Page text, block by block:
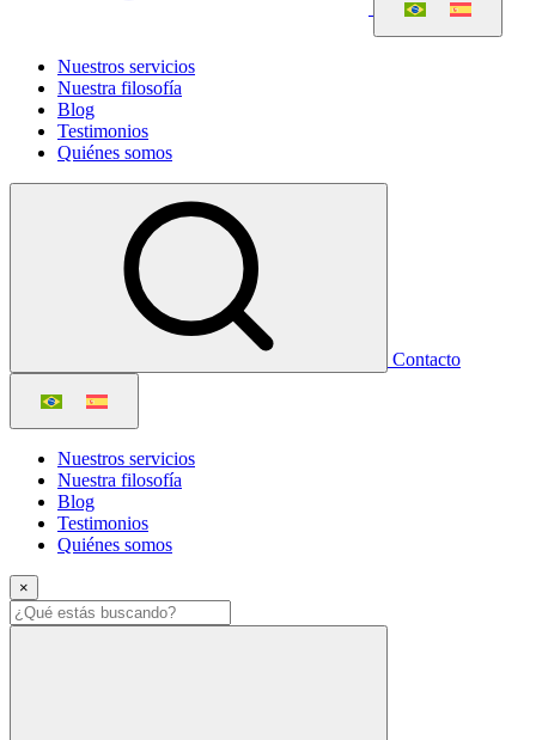
Nuestros servicios
Nuestra filosofía
Blog
Testimonios
Quiénes somos
Contacto
Nuestros servicios
Nuestra filosofía
Blog
Testimonios
Quiénes somos
×